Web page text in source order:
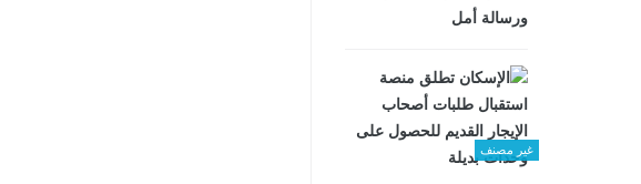
ورسالة أمل
غير مصنف